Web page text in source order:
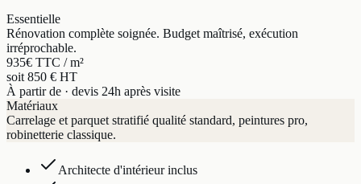
Essentielle
Rénovation complète soignée. Budget maîtrisé, exécution
irréprochable.
935€ TTC / m²
soit 850 € HT
À partir de · devis 24h après visite
Matériaux
Carrelage et parquet stratifié qualité standard, peintures pro,
robinetterie classique.
Architecte d'intérieur inclus